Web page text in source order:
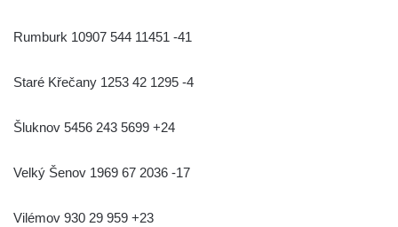
Rumburk 10907 544 11451 -41
Staré Křečany 1253 42 1295 -4
Šluknov 5456 243 5699 +24
Velký Šenov 1969 67 2036 -17
Vilémov 930 29 959 +23